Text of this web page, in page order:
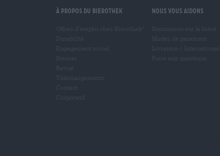
À propos du Bierothek Nous vous aidons